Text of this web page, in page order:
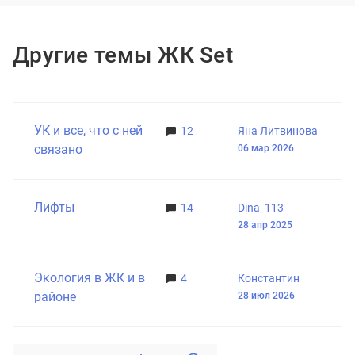
Другие темы ЖК Set
УК и все, что с ней
связано
12 Яна Литвинова
06 мар 2026
Лифты 14 Dina_113
28 апр 2025
Экология в ЖК и в
районе
4 Константин
28 июл 2026